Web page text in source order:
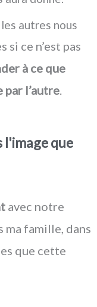
autres nous
ce n’est pas
à ce que
l’autre.
l'image que
avec notre
ma famille, dans
que cette